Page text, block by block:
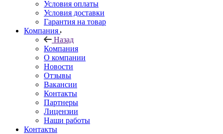
Условия оплаты
Условия доставки
Гарантия на товар
Компания
Назад
Компания
О компании
Новости
Отзывы
Вакансии
Контакты
Партнеры
Лицензии
Наши работы
Контакты